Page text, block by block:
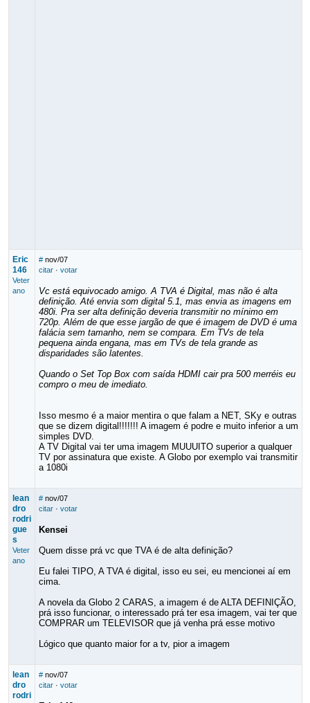
Eric
146
Veter
ano
# nov/07
citar· votar
Vc está equivocado amigo. A TVA é Digital, mas não é alta
definição. Até envia som digital 5.1, mas envia as imagens em
480i. Pra ser alta definição deveria transmitir no mínimo em
720p. Além de que esse jargão de que é imagem de DVD é uma
falácia sem tamanho, nem se compara. Em TVs de tela
pequena ainda engana, mas em TVs de tela grande as
disparidades são latentes.
Quando o Set Top Box com saída HDMI cair pra 500 merréis eu
compro o meu de imediato.
Isso mesmo é a maior mentira o que falam a NET, SKy e outras
que se dizem digital!!!!!!! A imagem é podre e muito inferior a um
simples DVD.
A TV Digital vai ter uma imagem MUUUITO superior a qualquer
TV por assinatura que existe. A Globo por exemplo vai transmitir
a 1080i
lean
dro
rodri
gue
s
Veter
ano
# nov/07
citar· votar
Kensei
Quem disse prá vc que TVA é de alta definição?
Eu falei TIPO, A TVA é digital, isso eu sei, eu mencionei aí em
cima.
A novela da Globo 2 CARAS, a imagem é de ALTA DEFINIÇÃO,
prá isso funcionar, o interessado prá ter esa imagem, vai ter que
COMPRAR um TELEVISOR que já venha prá esse motivo
Lógico que quanto maior for a tv, pior a imagem
lean
dro
rodri
# nov/07
citar· votar